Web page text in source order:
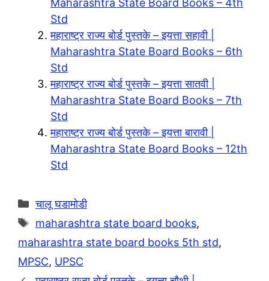
Maharashtra State Board Books – 4th
Std
महाराष्ट्र राज्य बोर्ड पुस्तके – इयत्ता सहावी |
Maharashtra State Board Books – 6th
Std
महाराष्ट्र राज्य बोर्ड पुस्तके – इयत्ता सातवी |
Maharashtra State Board Books – 7th
Std
महाराष्ट्र राज्य बोर्ड पुस्तके – इयत्ता बारावी |
Maharashtra State Board Books – 12th
Std
Categories
चालू घडामोडी
Tags
maharashtra state board books,
maharashtra state board books 5th std,
MPSC, UPSC